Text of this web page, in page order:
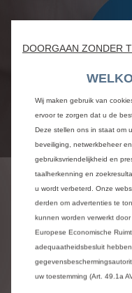
DOORGAAN ZONDER
Wij maken gebruik van
ervoor te zorgen dat u de
Deze stellen ons in staat om
beveiliging, netwerkbeheer
gebruiksvriendelijkheid en
taalherkenning en
u wordt verbeterd. Onze
derden om advertenties te
kunnen worden verwerkt
Europese Economische
adequaatheidsbesluit
uw toestemming (Art. 49.1a